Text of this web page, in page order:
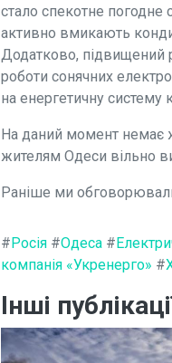
стало спекотне погодне
активно вмикають
Додатково, підвищений
роботи сонячних
на енергетичну систему
На даний момент немає
жителям Одеси вільно
Раніше ми
# Росія #Одеса #
компанія «Укренерго» #
Інші